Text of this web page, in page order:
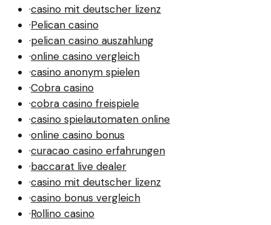
·casino mit deutscher lizenz
·Pelican casino
·pelican casino auszahlung
·online casino vergleich
·casino anonym spielen
·Cobra casino
·cobra casino freispiele
·casino spielautomaten online
·online casino bonus
·curacao casino erfahrungen
·baccarat live dealer
·casino mit deutscher lizenz
·casino bonus vergleich
·Rollino casino